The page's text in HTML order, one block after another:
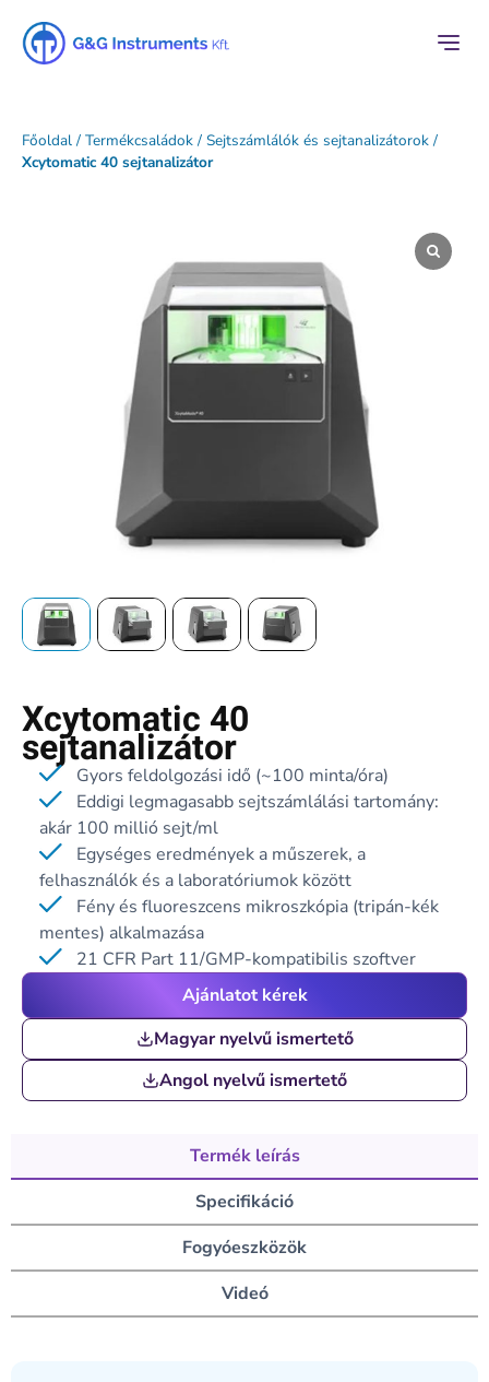
Főoldal / Termékcsaládok / Sejtszámlálók és sejtanalizátorok /
Xcytomatic 40 sejtanalizátor
Xcytomatic 40
sejtanalizátor
Gyors feldolgozási idő (~100 minta/óra)
Eddigi legmagasabb sejtszámlálási tartomány:
akár 100 millió sejt/ml
Egységes eredmények a műszerek, a
felhasználók és a laboratóriumok között
Fény és fluoreszcens mikroszkópia (tripán-kék
mentes) alkalmazása
21 CFR Part 11/GMP-kompatibilis szoftver
Ajánlatot kérek
Magyar nyelvű ismertető
Angol nyelvű ismertető
Termék leírás
Specifikáció
Fogyóeszközök
Videó